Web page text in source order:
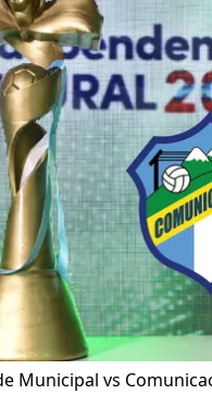
Municipal vs